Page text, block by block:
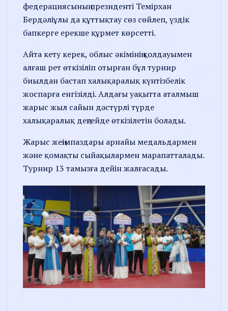
федерациясының президенті Темірхан
Бердәліұлы да құттықтау сөз сөйлеп, үздік
бапкерге ерекше құрмет көрсетті.
Айта кету керек, облыс әкімінің қолдауымен
алғаш рет өткізіліп отырған бұл турнир
биылдан бастап халықаралық күнтізбелік
жоспарға енгізілді. Алдағы уақытта аталмыш
жарыс жыл сайын дәстүрлі түрде
халықаралық деңгейде өткізілетін болады.
Жарыс жеңімпаздары арнайы медальдармен
және қомақты сыйақылармен марапатталады.
Турнир 13 тамызға дейін жалғасады.